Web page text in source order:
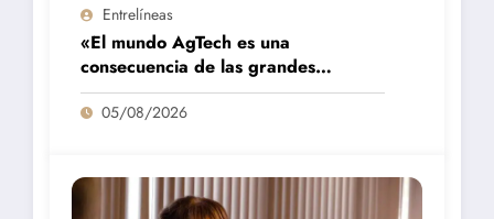
Entrelíneas
«El mundo AgTech es una
consecuencia de las grandes
fortalezas que tenemos en la región»
05/08/2026